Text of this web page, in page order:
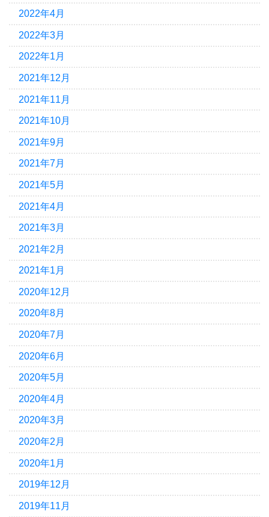
2022年4月
2022年3月
2022年1月
2021年12月
2021年11月
2021年10月
2021年9月
2021年7月
2021年5月
2021年4月
2021年3月
2021年2月
2021年1月
2020年12月
2020年8月
2020年7月
2020年6月
2020年5月
2020年4月
2020年3月
2020年2月
2020年1月
2019年12月
2019年11月